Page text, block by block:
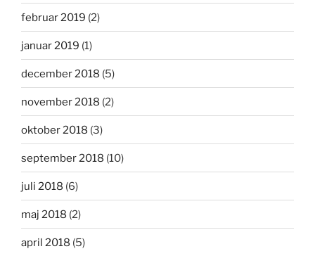
februar 2019 (2)
januar 2019 (1)
december 2018 (5)
november 2018 (2)
oktober 2018 (3)
september 2018 (10)
juli 2018 (6)
maj 2018 (2)
april 2018 (5)